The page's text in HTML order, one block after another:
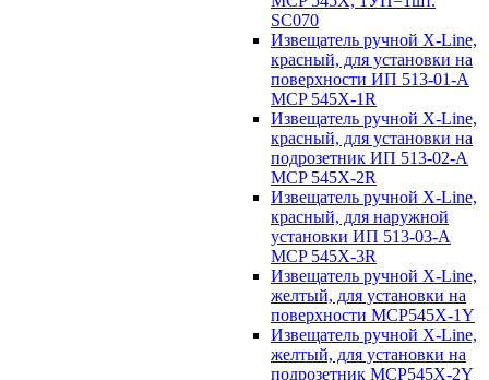
SC070
Извещатель ручной X-Line,
красный, для установки на
поверхности ИП 513-01-A
MCP 545X-1R
Извещатель ручной X-Line,
красный, для установки на
подрозетник ИП 513-02-A
MCP 545X-2R
Извещатель ручной X-Line,
красный, для наружной
установки ИП 513-03-A
MCP 545X-3R
Извещатель ручной X-Line,
желтый, для установки на
поверхности MCP545X-1Y
Извещатель ручной X-Line,
желтый, для установки на
подрозетник MCP545X-2Y